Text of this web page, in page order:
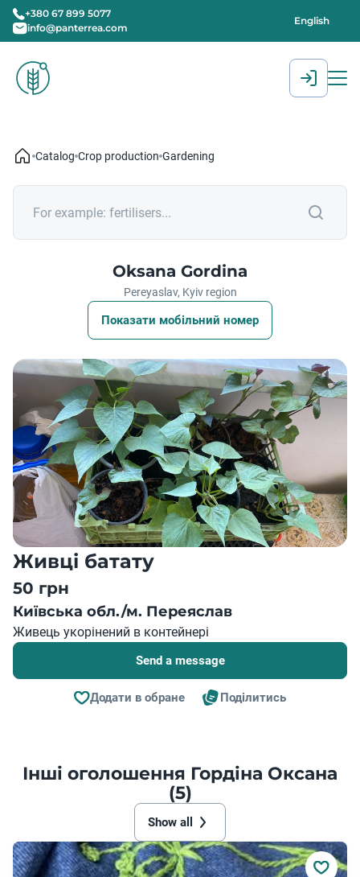
+380 67 899 5077
info@panterrea.com
English
Catalog Crop production Gardening
Oksana Gordina
Pereyaslav, Kyiv region
Показати мобільний номер
Живці батату
50 грн
Київська обл./м. Переяслав
Живець укорінений в контейнері
Send a message
Додати в обране Поділитись
Інші оголошення Гордіна Оксана
(5)
Show all